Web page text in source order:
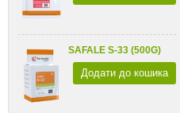
SAFALE S-33 (500G)
Додати до кошика